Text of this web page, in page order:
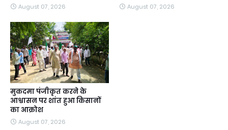
August 07, 2026 August 07, 2026
मुकदमा पंजीकृत करने के
आश्वासन पर शांत हुआ किसानों
का आक्रोश
August 07, 2026